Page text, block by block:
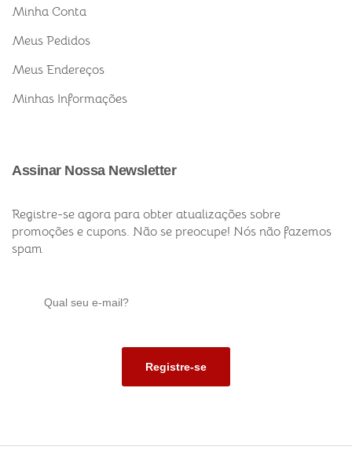
Minha Conta
Meus Pedidos
Meus Endereços
Minhas Informações
Assinar Nossa Newsletter
Registre-se agora para obter atualizações sobre
promoções e cupons. Não se preocupe! Nós não fazemos
spam